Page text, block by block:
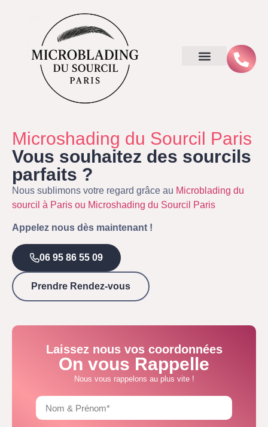
Microshading du Sourcil Paris
Vous souhaitez des sourcils
parfaits ?
Nous sublimons votre regard grâce au Microblading du
sourcil à Paris ou Microshading du Sourcil Paris
Appelez nous dès maintenant !
06 95 86 55 09
Prendre Rendez-vous
Laissez nous vos coordonnées
On vous Rappelle
Nous vous rappelons au plus vite !